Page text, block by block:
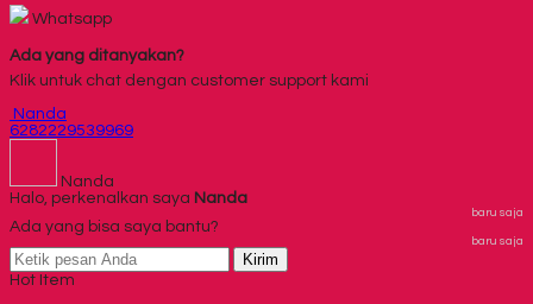
Whatsapp
Ada yang ditanyakan?
Klik untuk chat dengan customer support kami
Nanda
6282229539969
Nanda
Halo, perkenalkan saya Nanda
baru saja
Ada yang bisa saya bantu?
baru saja
Kirim
Hot Item